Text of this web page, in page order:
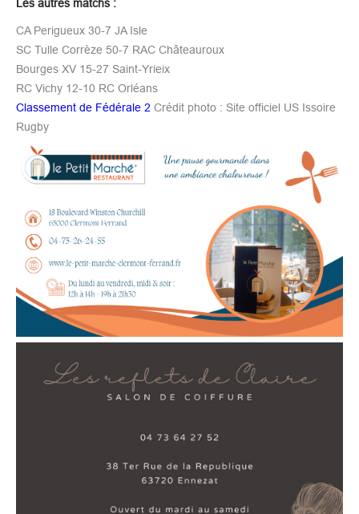
Les autres matchs :
CA Perigueux 30-7 JA Isle
SC Tulle Corrèze 50-7 RAC Châteauroux
Bourges XV 15-27 Saint-Yrieix
RC Vichy 12-10 RC Orléans
Classement de Fédérale 2 Crédit photo : Site officiel US Issoire
Rugby